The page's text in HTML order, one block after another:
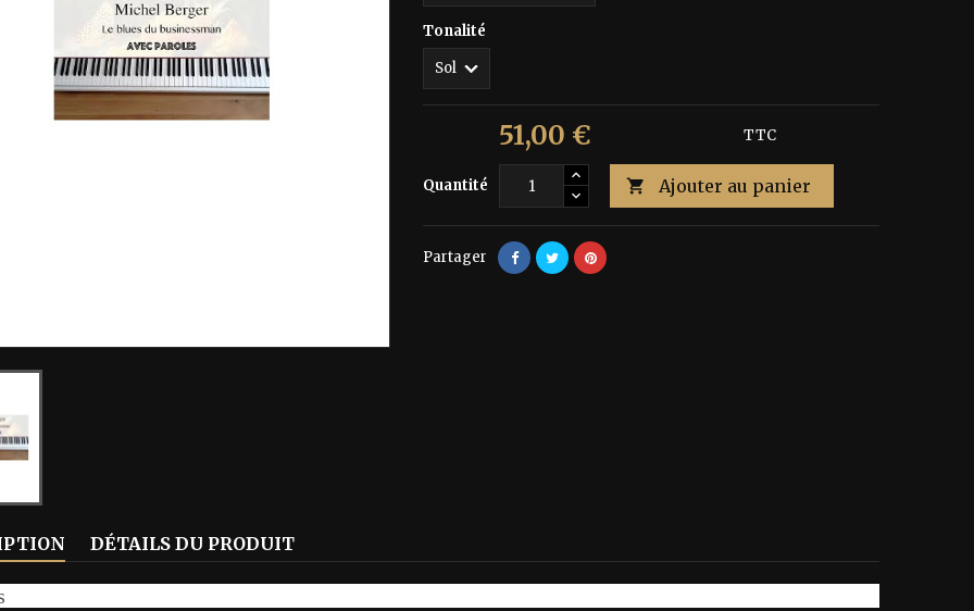
Tonalité
51,00 € TTC
Quantité  Ajouter au panier
Partager
DÉTAILS DU PRODUIT